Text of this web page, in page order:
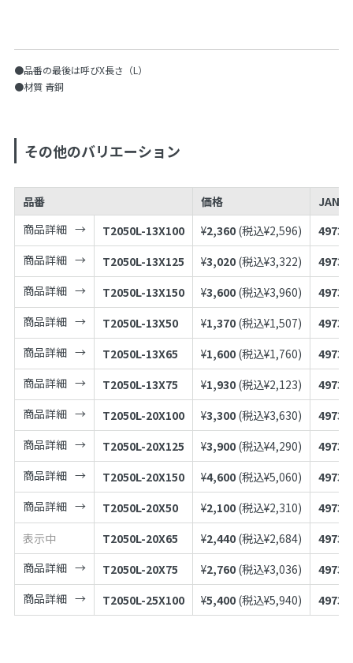
●品番の最後は呼びX長さ（L）
●材質 青銅
その他のバリエーション
品番 価格
JAN
商品詳細
T2050L-13X100 ¥2,360 (税込¥2,596)
商品詳細
T2050L-13X125 ¥3,020 (税込¥3,322)
商品詳細
T2050L-13X150 ¥3,600 (税込¥3,960)
商品詳細
T2050L-13X50 ¥1,370 (税込¥1,507)
商品詳細
T2050L-13X65 ¥1,600 (税込¥1,760)
商品詳細
T2050L-13X75 ¥1,930 (税込¥2,123)
商品詳細
T2050L-20X100 ¥3,300 (税込¥3,630)
商品詳細
T2050L-20X125 ¥3,900 (税込¥4,290)
商品詳細
T2050L-20X150 ¥4,600 (税込¥5,060)
商品詳細
T2050L-20X50 ¥2,100 (税込¥2,310)
表示中
T2050L-20X65 ¥2,440 (税込¥2,684)
商品詳細
T2050L-20X75 ¥2,760 (税込¥3,036)
商品詳細
T2050L-25X100 ¥5,400 (税込¥5,940)